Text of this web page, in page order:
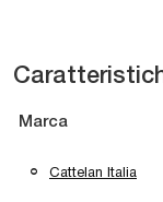
Marca
Cattelan Italia